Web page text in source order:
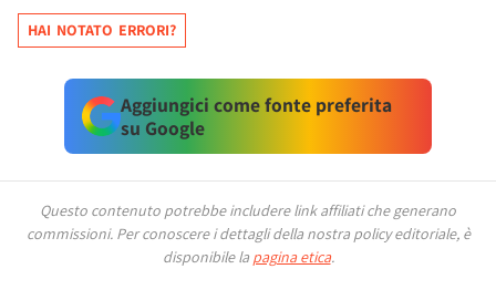
HAI NOTATO ERRORI?
Aggiungici come fonte preferita
su Google
Questo contenuto potrebbe includere link affiliati che generano
commissioni. Per conoscere i dettagli della nostra policy editoriale, è
disponibile la pagina etica.